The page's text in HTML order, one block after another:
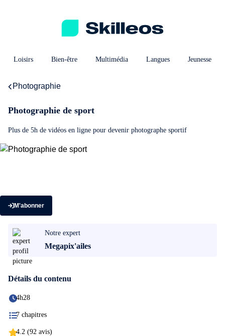
Loisirs Bien-être Multimédia Langues Jeunesse
Photographie
Photographie de sport
Plus de 5h de vidéos en ligne pour devenir photographe sportif
M'abonner
Notre expert
Megapix'ailes
Détails du contenu
4h28
7 chapitres
4.2 (92 avis)